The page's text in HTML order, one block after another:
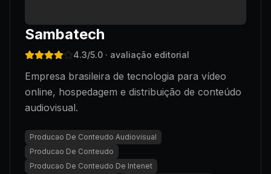
Sambatech
4.3/5.0 · avaliação editorial
Empresa brasileira de tecnologia para vídeo
online, hospedagem e distribuição de conteúdo
audiovisual.
Producao De Conteudo Audiovisual
Producao De Conteudo
Producao De Conteudo De Intenet